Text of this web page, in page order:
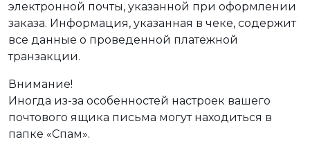
электронной почты, указанной при оформлении
заказа. Информация, указанная в чеке, содержит
все данные о проведенной платежной
транзакции.
Внимание!
Иногда из-за особенностей настроек вашего
почтового ящика письма могут находиться в
папке «Спам».